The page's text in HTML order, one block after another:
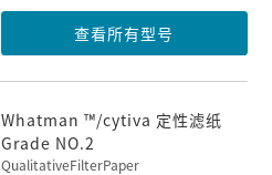
查看所有型号
Whatman ™/cytiva 定性滤纸
Grade NO.2
QualitativeFilterPaper